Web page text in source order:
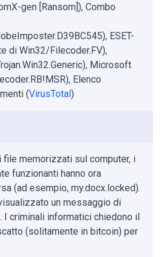
gen [Ransom]), Combo
ESET-
di Win32/Filecoder.FV),
Microsoft
Elenco
(VirusTotal)
memorizzati sul computer, i
funzionanti hanno ora
(ad esempio, my.docx.locked).
un messaggio di
I criminali informatici chiedono il
(solitamente in bitcoin) per